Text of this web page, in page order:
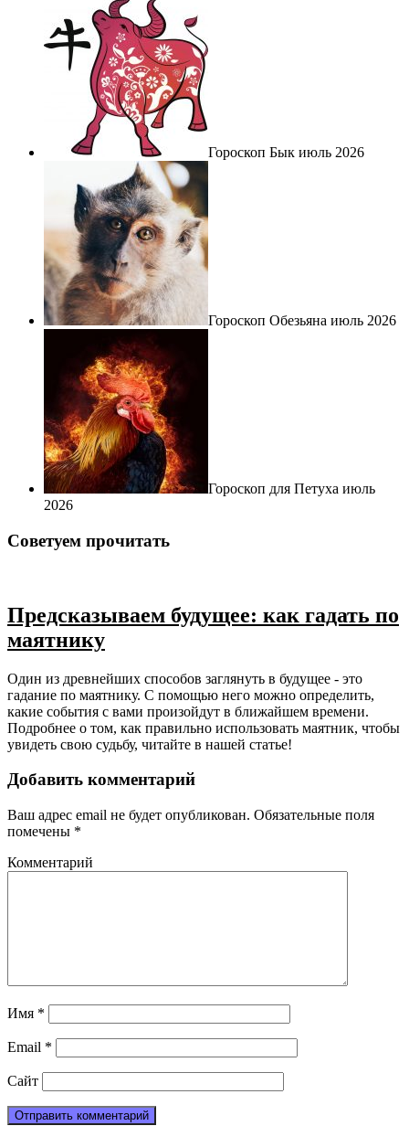
Гороскоп Бык июль 2026
Гороскоп Обезьяна июль 2026
Гороскоп для Петуха июль
2026
Советуем прочитать
Предсказываем будущее: как гадать по
маятнику
Один из древнейших способов заглянуть в будущее - это
гадание по маятнику. С помощью него можно определить,
какие события с вами произойдут в ближайшем времени.
Подробнее о том, как правильно использовать маятник, чтобы
увидеть свою судьбу, читайте в нашей статье!
Добавить комментарий
Ваш адрес email не будет опубликован. Обязательные поля
помечены *
Комментарий
Имя *
Email *
Сайт